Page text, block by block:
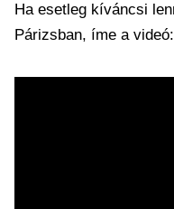
Ha esetleg kíváncsi
Párizsban, íme a videó: